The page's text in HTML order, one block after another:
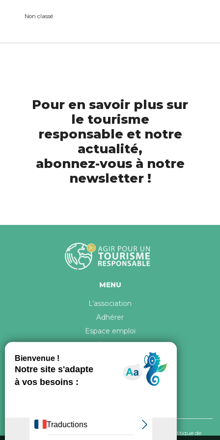
Non classé
Pour en savoir plus sur
le tourisme
responsable et notre
actualité,
abonnez-vous à notre
newsletter !
MENU
L’association
Adhérer
Espace emploi
Contact
Politique de